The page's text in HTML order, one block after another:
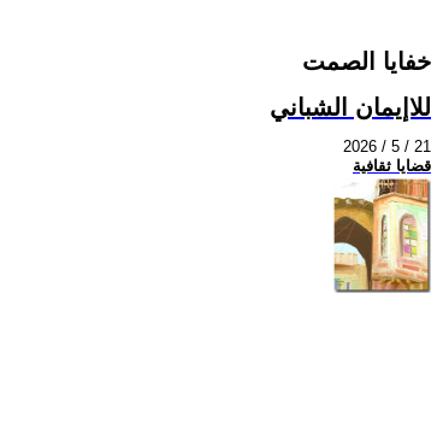
خفايا الصمت
للاإيمان الشباني
2026 / 5 / 21
قضايا ثقافية